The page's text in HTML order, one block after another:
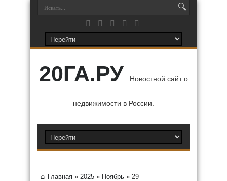
20ГА.РУ Новостной сайт о
недвижимости в России.
Главная » 2025 » Ноябрь » 29